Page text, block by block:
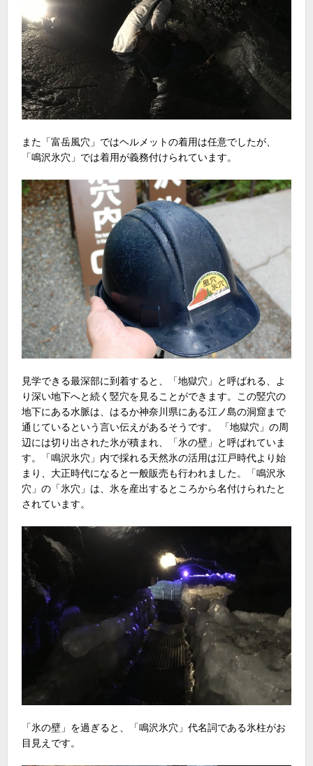
また「富岳風穴」ではヘルメットの着用は任意でしたが、
「鳴沢氷穴」では着用が義務付けられています。
見学できる最深部に到着すると、「地獄穴」と呼ばれる、よ
り深い地下へと続く竪穴を見ることができます。この竪穴の
地下にある水脈は、はるか神奈川県にある江ノ島の洞窟まで
通じているという言い伝えがあるそうです。 「地獄穴」の周
辺には切り出された氷が積まれ、「氷の壁」と呼ばれていま
す。「鳴沢氷穴」内で採れる天然氷の活用は江戸時代より始
まり、大正時代になると一般販売も行われました。「鳴沢氷
穴」の「氷穴」は、氷を産出するところから名付けられたと
されています。
「氷の壁」を過ぎると、「鳴沢氷穴」代名詞である氷柱がお
目見えです。